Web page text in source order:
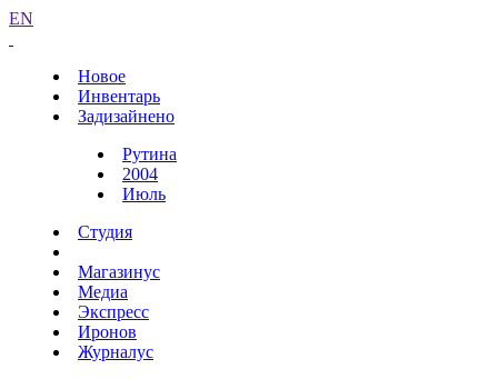
EN
Новое
Инвентарь
Задизайнено
Рутина
2004
Июль
Студия
Магазинус
Медиа
Экспресс
Иронов
Журналус